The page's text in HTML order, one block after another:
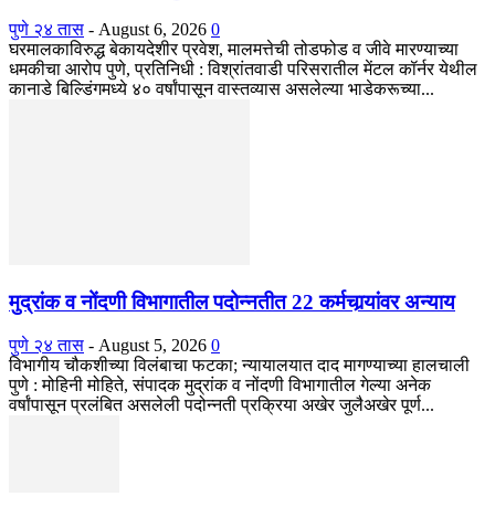
पुणे २४ तास - August 6, 2026 0
घरमालकाविरुद्ध बेकायदेशीर प्रवेश, मालमत्तेची तोडफोड व जीवे मारण्याच्या
धमकीचा आरोप पुणे, प्रतिनिधी : विश्रांतवाडी परिसरातील मेंटल कॉर्नर येथील
कानाडे बिल्डिंगमध्ये ४० वर्षांपासून वास्तव्यास असलेल्या भाडेकरूच्या...
मुद्रांक व नोंदणी विभागातील पदोन्नतीत 22 कर्मचार्‍यांवर अन्याय
पुणे २४ तास - August 5, 2026 0
विभागीय चौकशीच्या विलंबाचा फटका; न्यायालयात दाद मागण्याच्या हालचाली
पुणे : मोहिनी मोहिते, संपादक मुद्रांक व नोंदणी विभागातील गेल्या अनेक
वर्षांपासून प्रलंबित असलेली पदोन्नती प्रक्रिया अखेर जुलैअखेर पूर्ण...